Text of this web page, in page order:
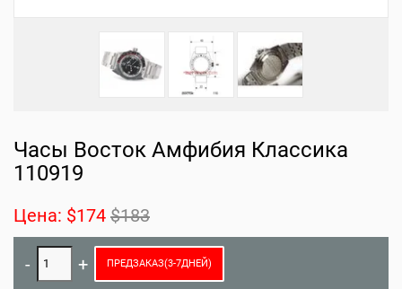
Часы Восток Амфибия Классика
110919
Цена: $174 $183
ПРЕДЗАКАЗ(3-7ДНЕЙ)